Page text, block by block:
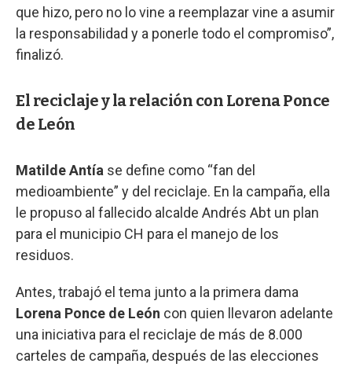
que hizo, pero no lo vine a reemplazar vine a asumir
la responsabilidad y a ponerle todo el compromiso”,
finalizó.
El reciclaje y la relación con Lorena Ponce
de León
Matilde Antía se define como “fan del
medioambiente” y del reciclaje. En la campaña, ella
le propuso al fallecido alcalde Andrés Abt un plan
para el municipio CH para el manejo de los
residuos.
Antes, trabajó el tema junto a la primera dama
Lorena Ponce de León con quien llevaron adelante
una iniciativa para el reciclaje de más de 8.000
carteles de campaña, después de las elecciones